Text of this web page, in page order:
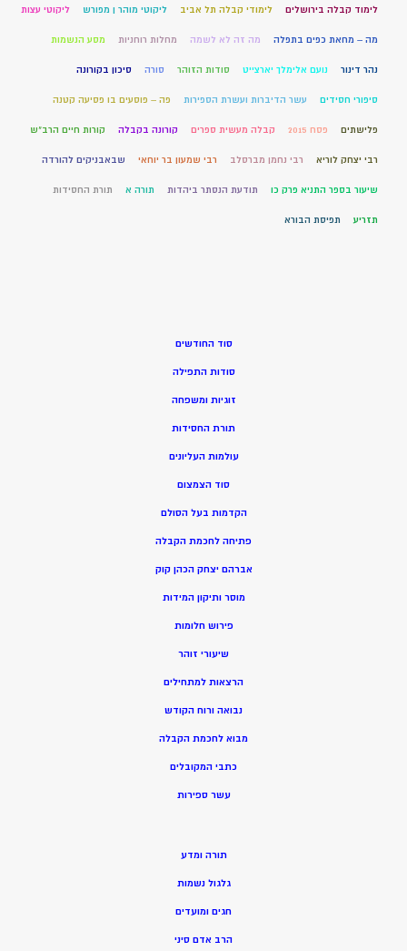
לימוד קבלה בירושלים לימודי קבלה תל אביב ליקוטי מוהר ן מפורש ליקוטי עצות
מה – מחאת כפים בתפלה מה זה לא לשמה מחלות רוחניות מסע הנשמות
נהר דינור נועם אלימלך יארצייט סודות הזוהר סורה סיכון בקורונה
סיפורי חסידים עשר הדיברות ועשרת הספירות פה – פוסעים בו פסיעה קטנה
פלישתים פסח 2015 קבלה מעשית ספרים קורונה בקבלה קורות חיים הרב"ש
רבי יצחק לוריא רבי נחמן מברסלב רבי שמעון בר יוחאי שבאבניקים להורדה
שיעור בספר התניא פרק כו תודעת הנסתר ביהדות תורה א תורת החסידות
תזריע תפיסת הבורא
סוד החודשים
סודות התפילה
זוגיות ומשפחה
תורת החסידות
עולמות העליונים
סוד הצמצום
הקדמות בעל הסולם
פתיחה לחכמת הקבלה
אברהם יצחק הכהן קוק
מוסר ותיקון המידות
פירוש חלומות
שיעורי זוהר
הרצאות למתחילים
נבואה ורוח הקודש
מבוא לחכמת הקבלה
כתבי המקובלים
עשר ספירות
תורה ומדע
גלגול נשמות
חגים ומועדים
הרב אדם סיני